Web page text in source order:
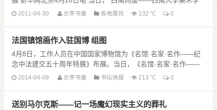
院作品展”在中国美术馆开幕。 4月2......
2011-04-30 兰亭书童 各地展讯 132 ℃ 0
法国镇馆画作入驻国博 组图
4月8日，工作人员在中国国家博物馆为《名馆·名家·名作——纪
念中法建交五十周年特展》布展。当日，《名馆·名家·名作——
纪念中法建交五十周年特展》开始在中国国家博......
2014-04-09 兰亭书童 书坛快报 213 ℃ 0
送别马尔克斯——记一场魔幻现实主义的葬礼